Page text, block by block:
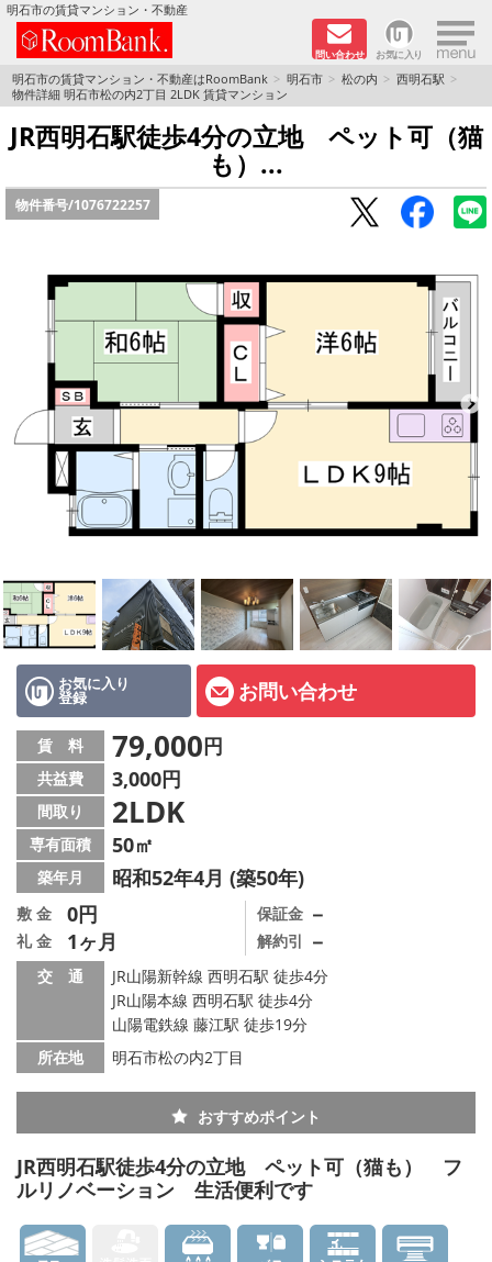
明石市の賃貸マンション・不動産
問い合わせ お気に入り ×
TOPページ
分譲マンションシリーズ
リノベーション物件
オートロック付き物件特集
路線·駅から探す
地域から探す
地図から探す
オーナー様へ
LINE公式アカウント
店舗情報·アクセス
会社概要
メールでお問い合わせ
明石市の賃貸マンション・不動産はRoomBank 明石市 松の内
西明石駅
物件詳細 明石市松の内2丁目 2LDK 賃貸マンション
JR西明石駅徒歩4分の立地 ペット可（猫
も）...
物件番号/1076722257
お気に入り
登録 お問い合わせ
賃 料 79,000円
共益費 3,000円
間取り 2LDK
専有面積 50㎡
築年月 昭和52年4月 (築50年)
敷 金 0円
礼 金 1ヶ月
保証金 －
解約引 －
交 通
JR山陽新幹線 西明石駅 徒歩4分
JR山陽本線 西明石駅 徒歩4分
山陽電鉄線 藤江駅 徒歩19分
所在地
明石市松の内2丁目
おすすめポイント
JR西明石駅徒歩4分の立地 ペット可（猫も） フ
ルリノベーション 生活便利です